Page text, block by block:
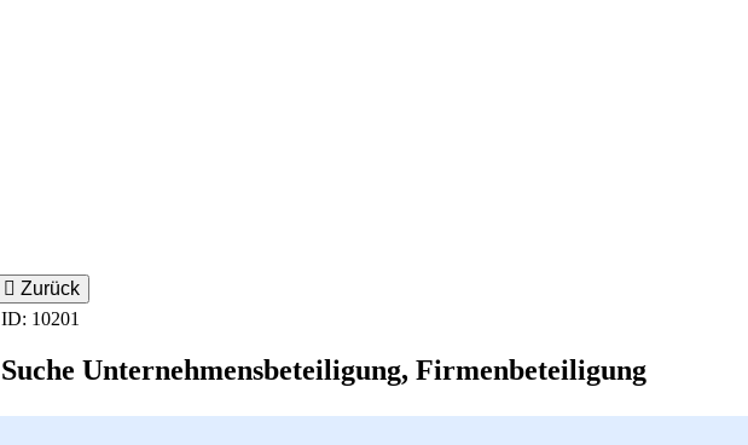
Zurück
ID: 10201
Suche Unternehmensbeteiligung, Firmenbeteiligung